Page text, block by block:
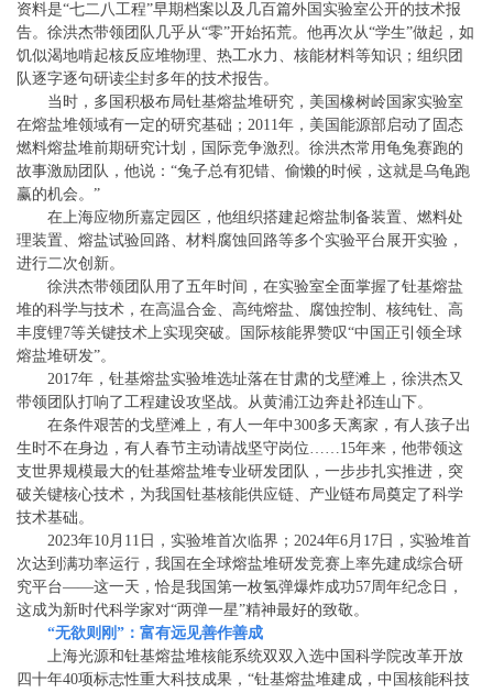
资料是“七二八工程”早期档案以及几百篇外国实验室公开的技术报
告。徐洪杰带领团队几乎从“零”开始拓荒。他再次从“学生”做起，如
饥似渴地啃起核反应堆物理、热工水力、核能材料等知识；组织团
队逐字逐句研读尘封多年的技术报告。
当时，多国积极布局钍基熔盐堆研究，美国橡树岭国家实验室
在熔盐堆领域有一定的研究基础；2011年，美国能源部启动了固态
燃料熔盐堆前期研究计划，国际竞争激烈。徐洪杰常用龟兔赛跑的
故事激励团队，他说：“兔子总有犯错、偷懒的时候，这就是乌龟跑
赢的机会。”
在上海应物所嘉定园区，他组织搭建起熔盐制备装置、燃料处
理装置、熔盐试验回路、材料腐蚀回路等多个实验平台展开实验，
进行二次创新。
徐洪杰带领团队用了五年时间，在实验室全面掌握了钍基熔盐
堆的科学与技术，在高温合金、高纯熔盐、腐蚀控制、核纯钍、高
丰度锂7等关键技术上实现突破。国际核能界赞叹“中国正引领全球
熔盐堆研发”。
2017年，钍基熔盐实验堆选址落在甘肃的戈壁滩上，徐洪杰又
带领团队打响了工程建设攻坚战。从黄浦江边奔赴祁连山下。
在条件艰苦的戈壁滩上，有人一年中300多天离家，有人孩子出
生时不在身边，有人春节主动请战坚守岗位……15年来，他带领这
支世界规模最大的钍基熔盐堆专业研发团队，一步步扎实推进，突
破关键核心技术，为我国钍基核能供应链、产业链布局奠定了科学
技术基础。
2023年10月11日，实验堆首次临界；2024年6月17日，实验堆首
次达到满功率运行，我国在全球熔盐堆研发竞赛上率先建成综合研
究平台——这一天，恰是我国第一枚氢弹爆炸成功57周年纪念日，
这成为新时代科学家对“两弹一星”精神最好的致敬。
“无欲则刚”：富有远见善作善成
上海光源和钍基熔盐堆核能系统双双入选中国科学院改革开放
四十年40项标志性重大科技成果，“钍基熔盐堆建成，中国核能科技